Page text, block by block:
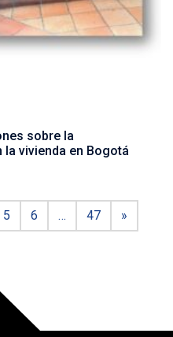
sobre la
vivienda en Bogotá
5 6 … 47 »